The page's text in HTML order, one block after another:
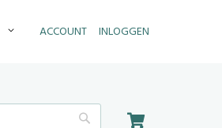
ACCOUNT INLOGGEN